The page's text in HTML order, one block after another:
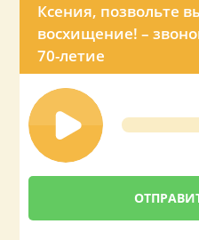
Ксения, позвольте
восхищение! –
70-летие